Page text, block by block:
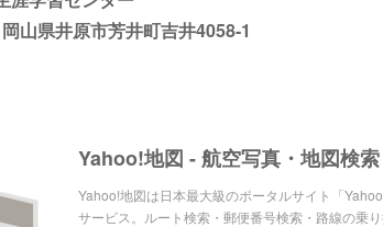
県井原市芳井町吉井4058-1
Yahoo!地図は日本最大級のポータルサイト「
サービス。ルート検索・郵便番号検索・路線の乗